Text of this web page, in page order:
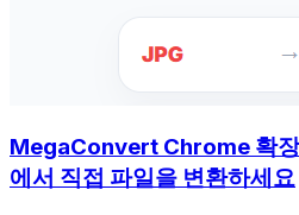
MegaConvert Chrome 확
에서 직접 파일을 변환하세요